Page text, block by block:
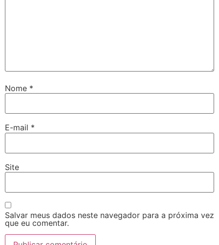
Nome *
E-mail *
Site
Salvar meus dados neste navegador para a próxima vez
que eu comentar.